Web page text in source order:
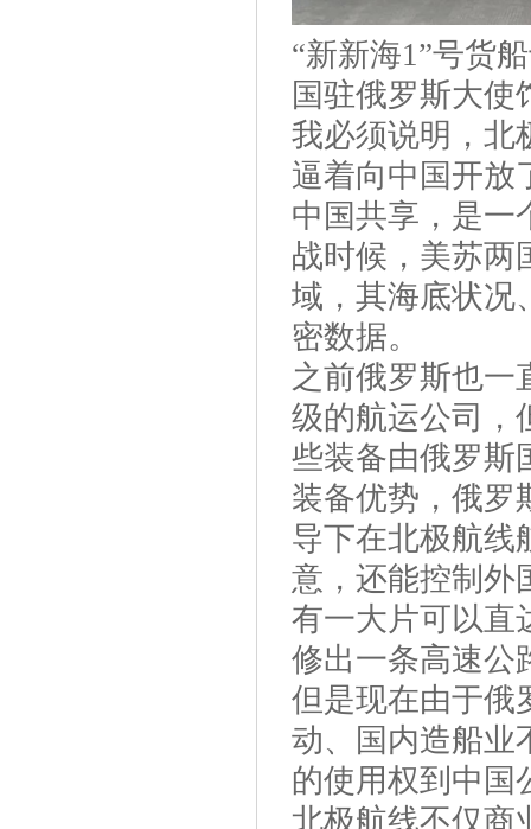
“新新海1”号货
国驻俄罗斯大使
我必须说明，北
逼着向中国开放
中国共享，是一
战时候，美苏两
域，其海底状况
密数据。
之前俄罗斯也一
级的航运公司，
些装备由俄罗斯
装备优势，俄罗
导下在北极航线
意，还能控制外
有一大片可以直
修出一条高速公
但是现在由于俄
动、国内造船业
的使用权到中国
北极航线不仅商